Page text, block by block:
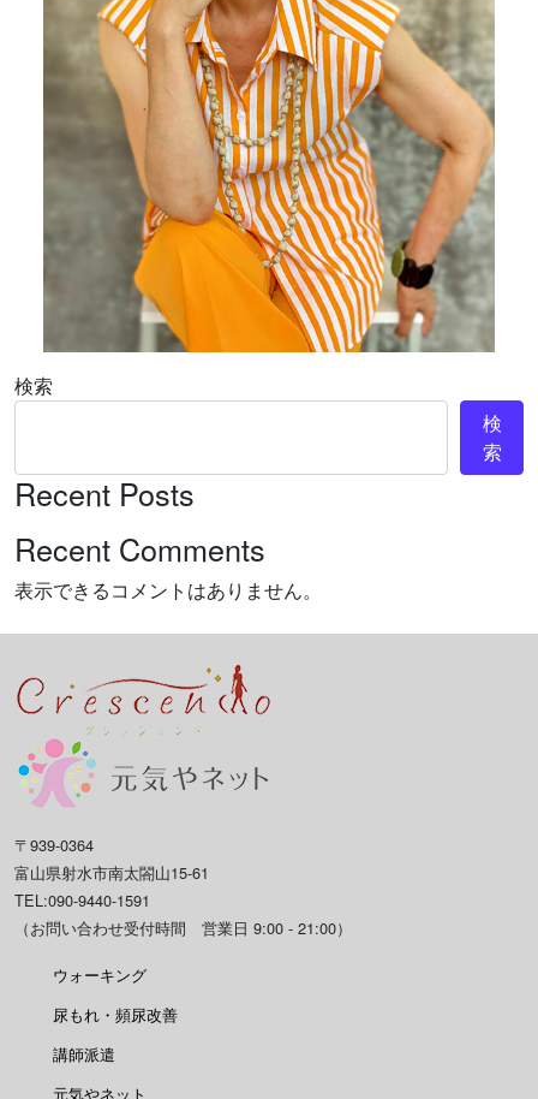
検索
検
索
Recent Posts
Recent Comments
表示できるコメントはありません。
〒939-0364
富山県射水市南太閤山15-61
TEL:090-9440-1591
（お問い合わせ受付時間 営業日 9:00 - 21:00）
ウォーキング
尿もれ・頻尿改善
講師派遣
元気やネット